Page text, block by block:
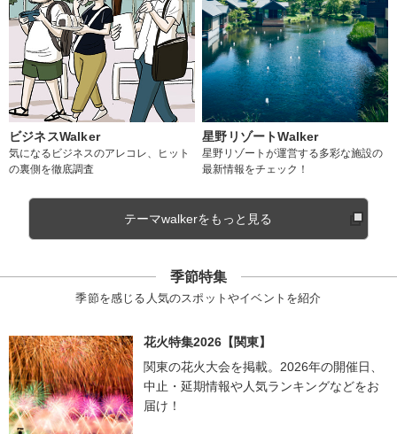
ビジネスWalker
気になるビジネスのアレコレ、ヒット
の裏側を徹底調査
星野リゾートWalker
星野リゾートが運営する多彩な施設の
最新情報をチェック！
テーマwalkerをもっと見る
季節特集
季節を感じる人気のスポットやイベントを紹介
花火特集2026【関東】
関東の花火大会を掲載。2026年の開催日、
中止・延期情報や人気ランキングなどをお
届け！